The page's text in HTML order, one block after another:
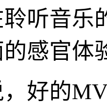
听音乐
感官体
好的